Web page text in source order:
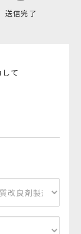
送信完了
て